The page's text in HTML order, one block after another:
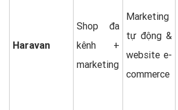
Haravan
Shop đa
kênh +
marketing
Marketing
tự động &
website e-
commerce